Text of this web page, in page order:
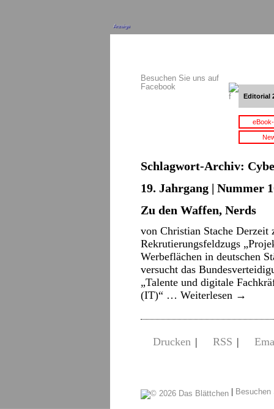
Anzeige
Besuchen Sie uns auf
Facebook
Editorial
Schlagwort-Archiv:
19. Jahrgang | Nummer
Zu den Waffen, Nerds
von Christian Stache Derzeit
Rekrutierungsfeldzugs
Werbeflächen in deutschen
versucht das
„Talente und digitale
(IT)“ … Weiterlesen →
Drucken | RSS |
|